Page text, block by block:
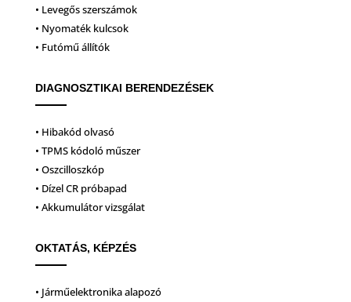
• Levegős szerszámok
• Nyomaték kulcsok
• Futómű állítók
DIAGNOSZTIKAI BERENDEZÉSEK
• Hibakód olvasó
• TPMS kódoló műszer
• Oszcilloszkóp
• Dízel CR próbapad
• Akkumulátor vizsgálat
OKTATÁS, KÉPZÉS
• Járműelektronika alapozó